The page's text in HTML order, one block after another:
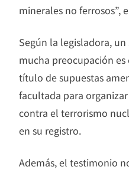
minerales no ferrosos”,
Según la legisladora,
mucha preocupación es
título de supuestas
facultada para
contra el terrorismo
en su registro.
Además, el testimonio